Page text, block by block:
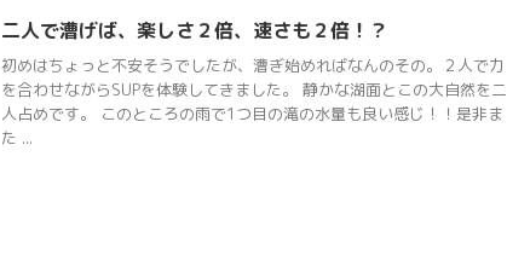
二人で漕げば、楽しさ２倍、速さも２倍！？
初めはちょっと不安そうでしたが、漕ぎ始めればなんのその。２人で力
を合わせながらSUPを体験してきました。 静かな湖面とこの大自然を二
人占めです。 このところの雨で1つ目の滝の水量も良い感じ！！是非ま
た ...